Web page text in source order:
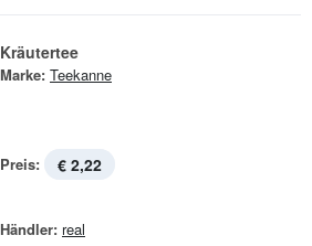
Kräutertee
Marke: Teekanne
Preis: € 2,22
Händler: real